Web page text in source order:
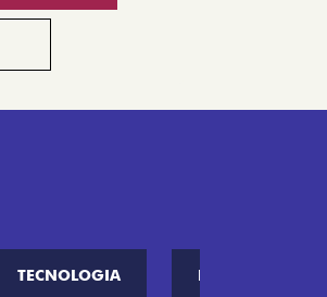
TECNOLOGIA PERFORMANCE